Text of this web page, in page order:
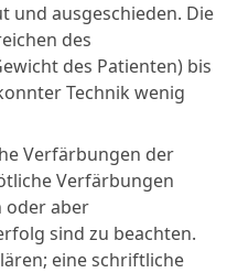
und ausgeschieden. Die
des
des Patienten) bis
Technik wenig
Verfärbungen der
Verfärbungen
oder aber
sind zu beachten.
eine schriftliche